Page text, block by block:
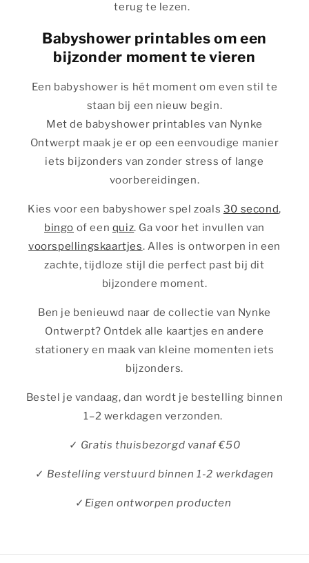
terug te lezen.
Babyshower printables om een
bijzonder moment te vieren
Een babyshower is hét moment om even stil te
staan bij een nieuw begin.
Met de babyshower printables van Nynke
Ontwerpt maak je er op een eenvoudige manier
iets bijzonders van zonder stress of lange
voorbereidingen.
Kies voor een babyshower spel zoals 30 second,
bingo of een quiz. Ga voor het invullen van
voorspellingskaartjes. Alles is ontworpen in een
zachte, tijdloze stijl die perfect past bij dit
bijzondere moment.
Ben je benieuwd naar de collectie van Nynke
Ontwerpt? Ontdek alle kaartjes en andere
stationery en maak van kleine momenten iets
bijzonders.
Bestel je vandaag, dan wordt je bestelling binnen
1–2 werkdagen verzonden.
✓ Gratis thuisbezorgd vanaf €50
✓ Bestelling verstuurd binnen 1-2 werkdagen
✓ Eigen ontworpen producten